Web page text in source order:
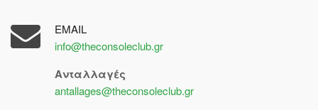
EMAIL
info@theconsoleclub.gr
Ανταλλαγές
antallages@theconsoleclub.gr